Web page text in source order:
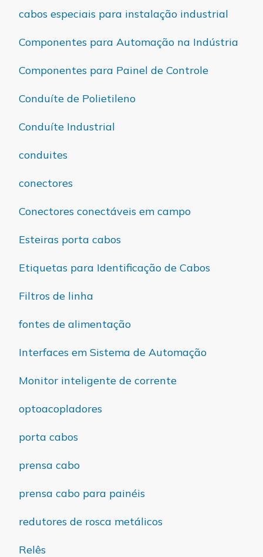
cabos especiais para instalação industrial
Componentes para Automação na Indústria
Componentes para Painel de Controle
Conduíte de Polietileno
Conduíte Industrial
conduites
conectores
Conectores conectáveis em campo
Esteiras porta cabos
Etiquetas para Identificação de Cabos
Filtros de linha
fontes de alimentação
Interfaces em Sistema de Automação
Monitor inteligente de corrente
optoacopladores
porta cabos
prensa cabo
prensa cabo para painéis
redutores de rosca metálicos
Relês